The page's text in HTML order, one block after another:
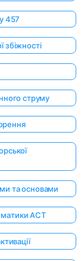
457
збіжності
струму
та основами
ACT